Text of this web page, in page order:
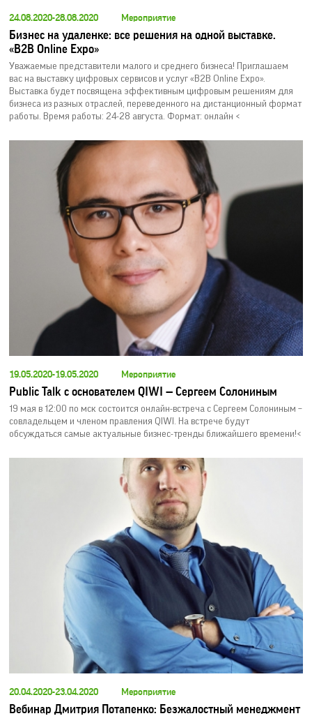
24.08.2020-28.08.2020 Мероприятие
Бизнес на удаленке: все решения на одной выставке.
«B2B Online Expo»
Уважаемые представители малого и среднего бизнеса! Приглашаем
вас на выставку цифровых сервисов и услуг «B2B Online Expo».
Выставка будет посвящена эффективным цифровым решениям для
бизнеса из разных отраслей, переведенного на дистанционный формат
работы. Время работы: 24-28 августа. Формат: онлайн <
19.05.2020-19.05.2020 Мероприятие
Public Talk c основателем QIWI — Сергеем Солониным
19 мая в 12:00 по мск состоится онлайн-встреча c Сергеем Солониным –
совладельцем и членом правления QIWI. На встрече будут
обсуждаться самые актуальные бизнес-тренды ближайшего времени!<
20.04.2020-23.04.2020 Мероприятие
Вебинар Дмитрия Потапенко: Безжалостный менеджмент